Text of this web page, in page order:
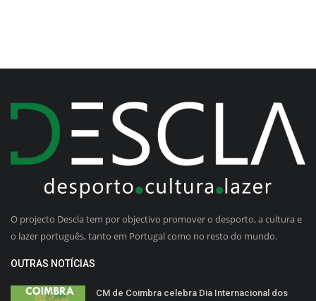
O projecto Descla tem por objectivo promover o desporto, a cultura e
o lazer português, tanto em Portugal como no resto do mundo.
OUTRAS NOTÍCIAS
CM de Coimbra celebra Dia Internacional dos